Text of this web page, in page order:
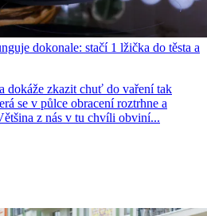
dokonale: stačí 1 lžička do těsta a
dokáže zkazit chuť do vaření tak
se v půlce obracení roztrhne a
z nás v tu chvíli obviní...